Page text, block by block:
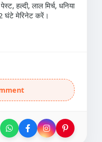
हल्दी, लाल मिर्च, धनिया
घंटे मेरिनेट करें।